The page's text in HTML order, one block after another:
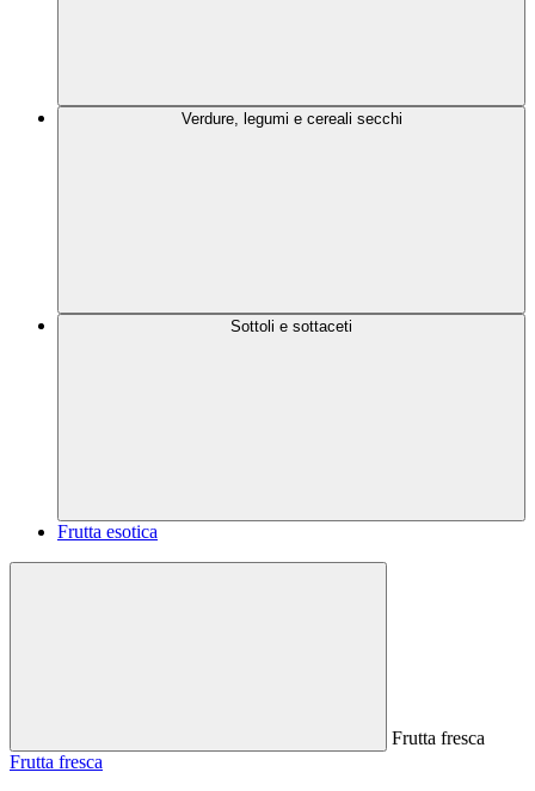
Verdure, legumi e cereali secchi
Sottoli e sottaceti
Frutta esotica
Frutta fresca
Frutta fresca